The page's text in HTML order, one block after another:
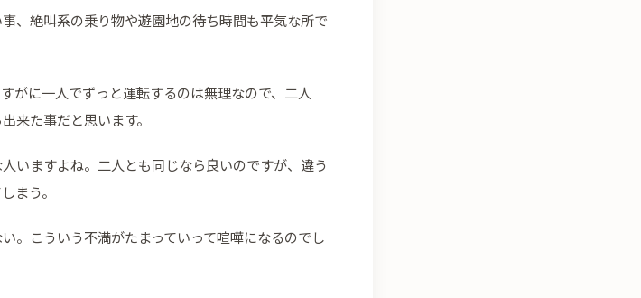
、絶叫系の乗り物や遊園地の待ち時間も平気な所で
がに一人でずっと運転するのは無理なので、二人
来た事だと思います。
いますよね。二人とも同じなら良いのですが、違う
まう。
。こういう不満がたまっていって喧嘩になるのでし